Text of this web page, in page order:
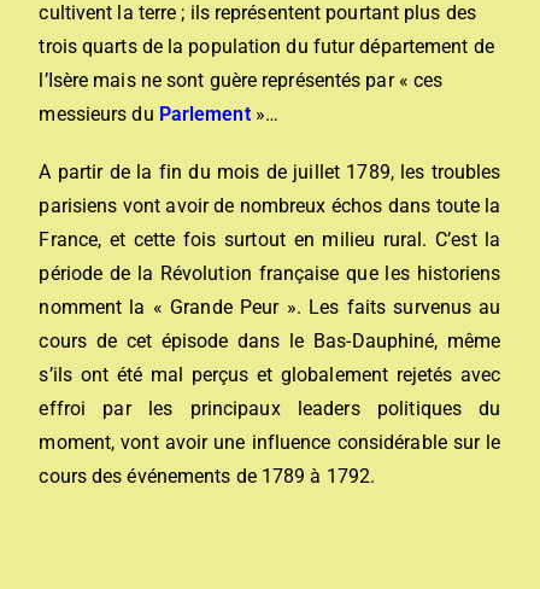
cultivent la terre ; ils représentent pourtant plus des
trois quarts de la population du futur département de
l’Isère mais ne sont guère représentés par « ces
messieurs du Parlement »…
A partir de la fin du mois de juillet 1789, les troubles
parisiens vont avoir de nombreux échos dans toute la
France, et cette fois surtout en milieu rural. C’est la
période de la Révolution française que les historiens
nomment la « Grande Peur ». Les faits survenus au
cours de cet épisode dans le Bas-Dauphiné, même
s’ils ont été mal perçus et globalement rejetés avec
effroi par les principaux leaders politiques du
moment, vont avoir une influence considérable sur le
cours des événements de 1789 à 1792.